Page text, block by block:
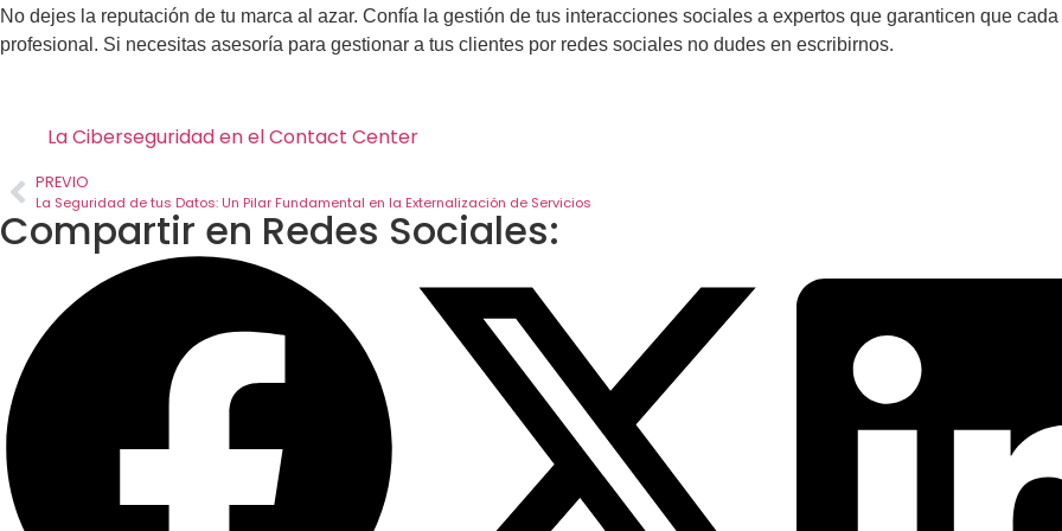
No dejes la reputación de tu marca al azar. Confía la gestión de tus interacciones sociales a expertos que garanticen que cada
profesional. Si necesitas asesoría para gestionar a tus clientes por redes sociales no dudes en escribirnos.
La Ciberseguridad en el Contact Center
PREVIO
La Seguridad de tus Datos: Un Pilar Fundamental en la Externalización de Servicios
Compartir en Redes Sociales: